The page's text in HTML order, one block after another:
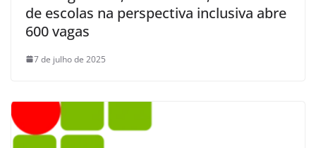
de escolas na perspectiva inclusiva abre
600 vagas
7 de julho de 2025